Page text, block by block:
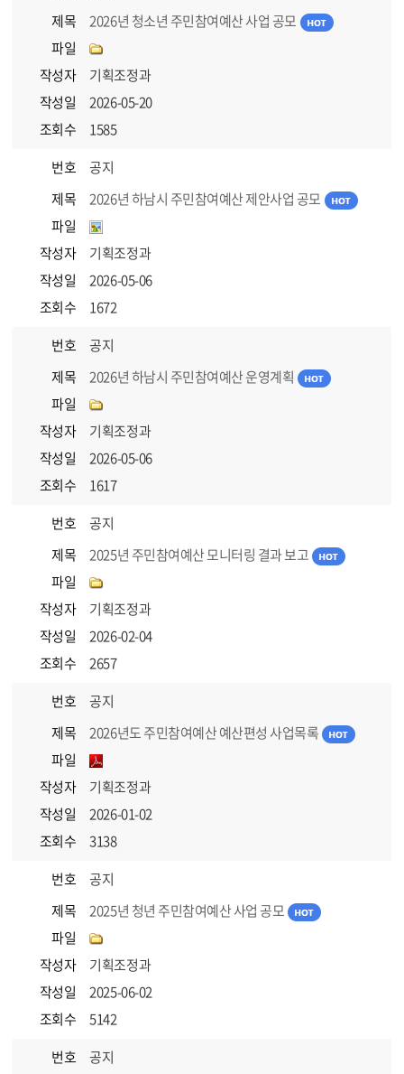
제목
2026년 청소년 주민참여예산 사업 공모
파일
작성자
기획조정과
작성일
2026-05-20
조회수
1585
번호
공지
제목
2026년 하남시 주민참여예산 제안사업 공모
파일
작성자
기획조정과
작성일
2026-05-06
조회수
1672
번호
공지
제목
2026년 하남시 주민참여예산 운영계획
파일
작성자
기획조정과
작성일
2026-05-06
조회수
1617
번호
공지
제목
2025년 주민참여예산 모니터링 결과 보고
파일
작성자
기획조정과
작성일
2026-02-04
조회수
2657
번호
공지
제목
2026년도 주민참여예산 예산편성 사업목록
파일
작성자
기획조정과
작성일
2026-01-02
조회수
3138
번호
공지
제목
2025년 청년 주민참여예산 사업 공모
파일
작성자
기획조정과
작성일
2025-06-02
조회수
5142
번호
공지